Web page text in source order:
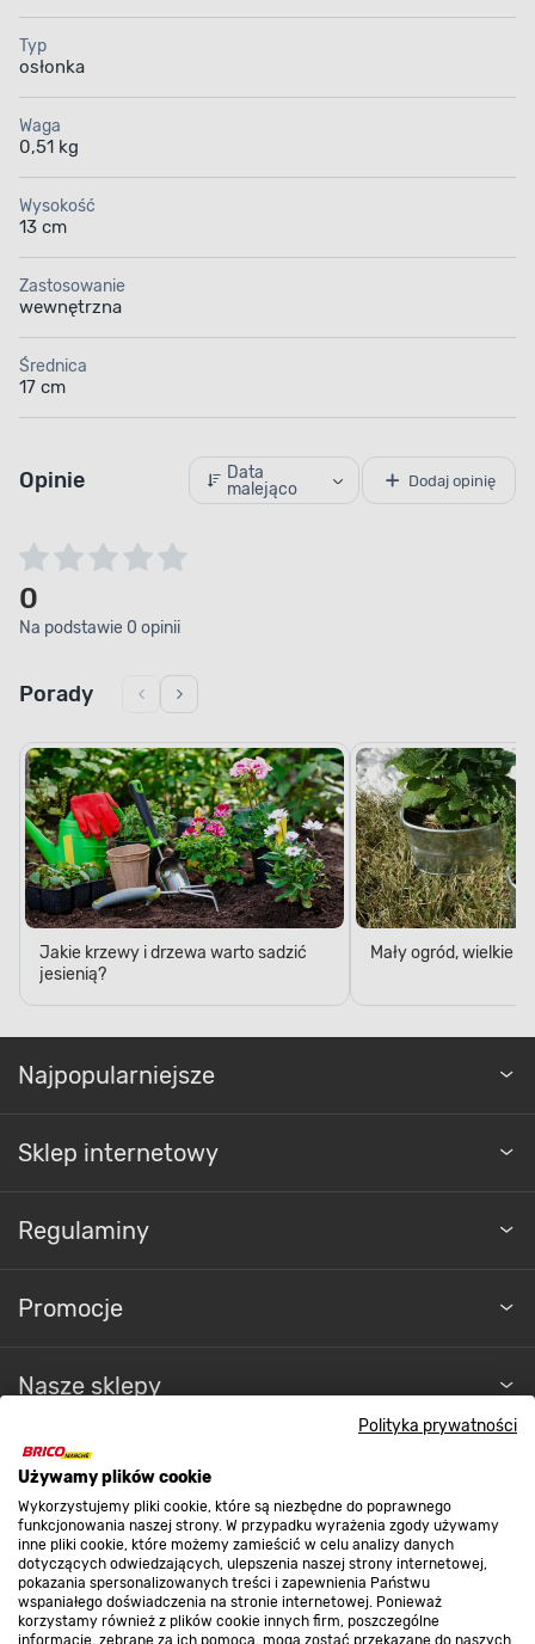
Polityka prywatności
Używamy plików cookie
Wykorzystujemy pliki cookie, które są niezbędne do poprawnego
funkcjonowania naszej strony. W przypadku wyrażenia zgody używamy
inne pliki cookie, które możemy zamieścić w celu analizy danych
dotyczących odwiedzających, ulepszenia naszej strony internetowej,
pokazania spersonalizowanych treści i zapewnienia Państwu
wspaniałego doświadczenia na stronie internetowej. Ponieważ
korzystamy również z plików cookie innych firm, poszczególne
informacje, zebrane za ich pomocą, mogą zostać przekazane do naszych
Typ
osłonka
Waga
0,51 kg
Wysokość
13 cm
Zastosowanie
wewnętrzna
Średnica
17 cm
Opinie
Data
malejąco
Dodaj opinię
0
Na podstawie 0 opinii
Porady
Jakie krzewy i drzewa warto sadzić
jesienią?
Mały ogród, wielkie
Najpopularniejsze
Sklep internetowy
Regulaminy
Promocje
Nasze sklepy
O nas
Kontakt do sklepu
Strefa biznesu